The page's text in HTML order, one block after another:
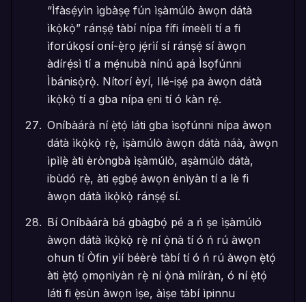
“Ìfàsẹ́yìn ìgbàṣẹ fún ìṣàmúlò àwọn dátà
ìkọ̀kọ̀” ránṣẹ́ tàbí nípa fífi ímeèlì tí a fi
ìforúkọsí oní-ẹ̀rọ jẹ́rìí sí ránṣẹ́ sí àwọn
àdírẹ́sì tí a mẹ́nubà nínú apá Ìsọfúnni
Ìbánisọ̀rọ̀. Nítorí èyí, Ilé-iṣẹ́ pa àwọn dátà
ìkọ̀kọ̀ tí a gba nípa ẹni tí ó kàn rẹ́.
Oníbàárà ní ẹ̀tọ́ láti gba ìsọfúnni nípa àwọn
dátà ìkọ̀kọ̀ rẹ̀, ìṣàmúlò àwọn dátà náà, àwọn
ìpìlẹ̀ àti èròngbà ìṣàmúlò, aṣàmúlò dátà,
ibùdó rẹ̀, àti ẹgbẹ́ àwọn ènìyàn tí a lè fi
àwọn dátà ìkọ̀kọ̀ ránṣẹ́ sí.
Bí Oníbàárà bá gbàgbọ́ pé a ń ṣe ìṣàmúlò
àwọn dátà ìkọ̀kọ̀ rẹ̀ ní ọ̀nà tí ó ń rú àwọn
ohun tí Òfin yìí béèrè tàbí tí ó ń rú àwọn ẹ̀tọ́
àti ẹ̀tọ́ ọmọnìyàn rẹ̀ ní ọ̀nà mìíràn, ó ní ẹ̀tọ́
láti fi ẹ̀sùn àwọn ìṣe, àìṣe tàbí ìpinnu